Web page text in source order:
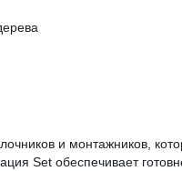
и монтажников,
Set обеспечивает